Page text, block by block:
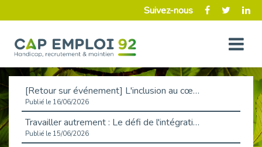
Suivez-nous
[Retour sur événement] L'inclusion au cœur de la Place de l'Emploi à La Défense !
Publié le 16/06/2026
Travailler autrement : Le défi de l'intégration des maladies chroniques en entreprise
Publié le 15/06/2026